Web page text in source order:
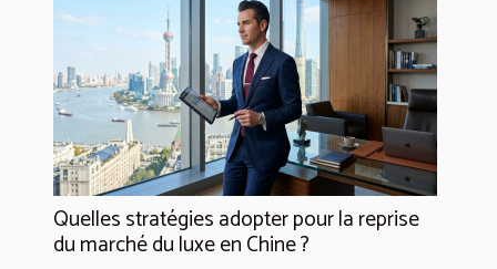
Quelles stratégies adopter pour la reprise
du marché du luxe en Chine ?